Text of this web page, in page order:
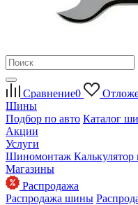
Сравнение0
Шины
Подбор по авто Каталог
Акции
Услуги
Шиномонтаж
Магазины
Распродажа
Распродажа шины